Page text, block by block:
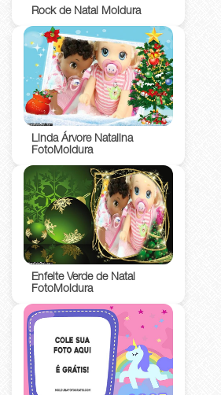
Rock de Natal Moldura
Linda Árvore Natalina
FotoMoldura
Enfeite Verde de Natal
FotoMoldura